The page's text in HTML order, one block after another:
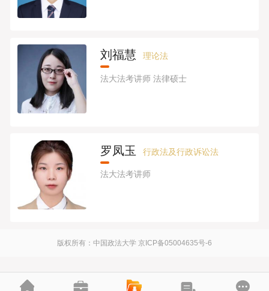
刘福慧 理论法
法大法考讲师 法律硕士
罗凤玉 行政法及行政诉讼法
法大法考讲师
版权所有：中国政法大学 京ICP备05004635号-6